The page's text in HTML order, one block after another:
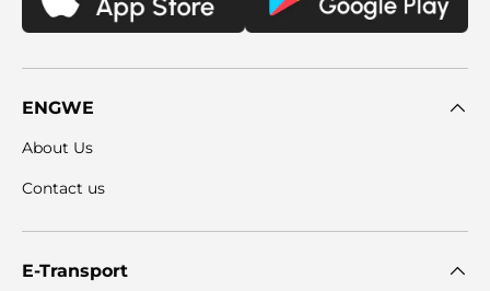
ENGWE
About Us
Contact us
E-Transport